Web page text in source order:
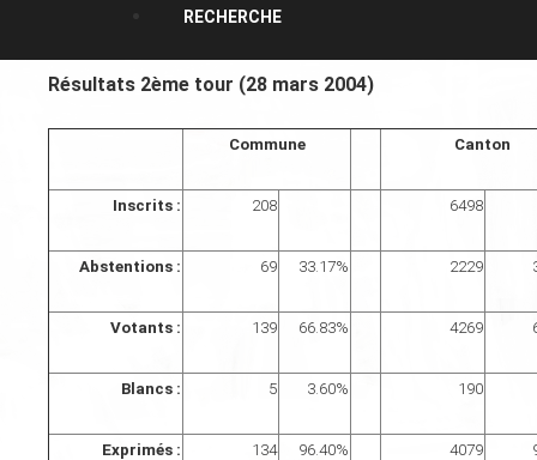
RECHERCHE
Résultats 2ème tour (28 mars 2004)
Commune Canton
Inscrits : 208 6498
Abstentions : 69 33.17% 2229
Votants : 139 66.83% 4269
Blancs : 5 3.60% 190
Exprimés : 134 96.40% 4079